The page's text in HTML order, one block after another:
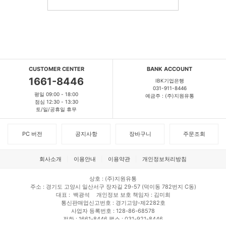
CUSTOMER CENTER
1661-8446
평일 09:00 - 18:00
점심 12:30 - 13:30
토/일/공휴일 휴무
BANK ACCOUNT
IBK기업은행
031-911-8446
예금주 : (주)지원유통
PC 버전 공지사항 장바구니 주문조회
회사소개 이용안내 이용약관 개인정보처리방침
상호
(주)지원유통
주소
경기도 고양시 일산서구 장자길 29-57 (덕이동 782번지 C동)
대표
백광석 개인정보 보호 책임자
김미희
통신판매업신고번호
경기고양-제2282호
사업자 등록번호
128-86-68578
전화
1661-8446 팩스
031-921-8446